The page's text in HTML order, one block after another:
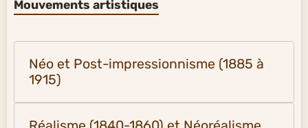
Album photos
Mouvements artistiques
Néo et Post-impressionnisme (1885 à